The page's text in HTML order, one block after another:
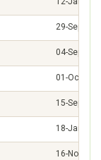
29-Sep-
04-Sep-
01-Oct-
15-Sep-
18-Jan-
16-Nov-